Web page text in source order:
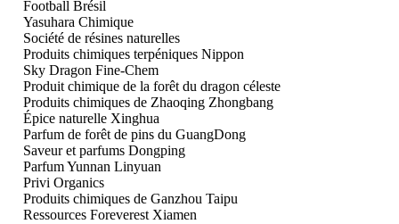
Football Brésil
Yasuhara Chimique
Société de résines naturelles
Produits chimiques terpéniques Nippon
Sky Dragon Fine-Chem
Produit chimique de la forêt du dragon céleste
Produits chimiques de Zhaoqing Zhongbang
Épice naturelle Xinghua
Parfum de forêt de pins du GuangDong
Saveur et parfums Dongping
Parfum Yunnan Linyuan
Privi Organics
Produits chimiques de Ganzhou Taipu
Ressources Foreverest Xiamen